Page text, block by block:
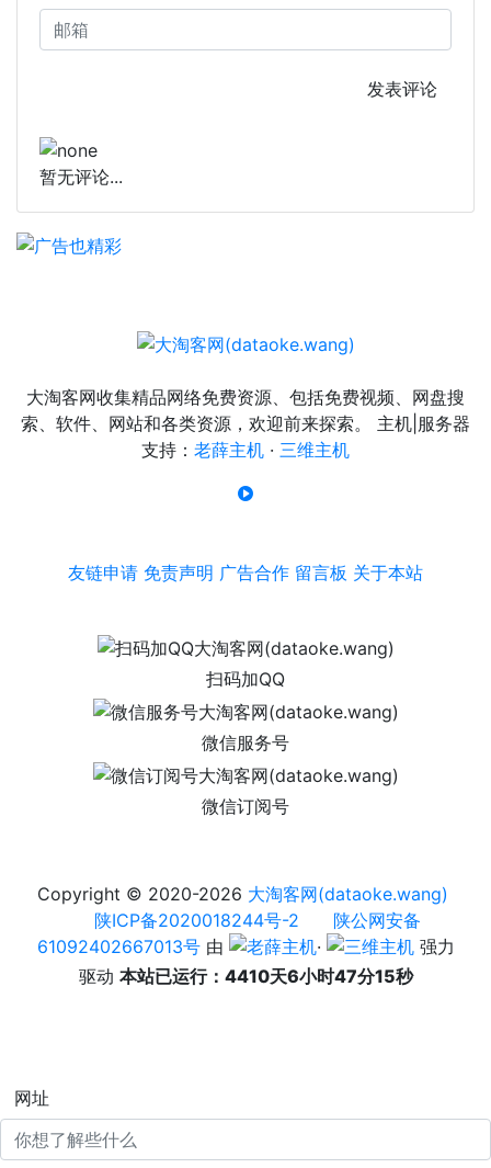
发表评论
暂无评论...
大淘客网收集精品网络免费资源、包括免费视频、网盘搜
索、软件、网站和各类资源，欢迎前来探索。 主机|服务器
支持： 老薛主机 · 三维主机
友链申请 免责声明 广告合作 留言板 关于本站
扫码加QQ
微信服务号
微信订阅号
Copyright © 2020-2026 大淘客网(dataoke.wang)
陕ICP备2020018244号-2
陕公网安备
61092402667013号由 ·
强力
驱动 本站已运行：4410天6小时47分15秒
网址